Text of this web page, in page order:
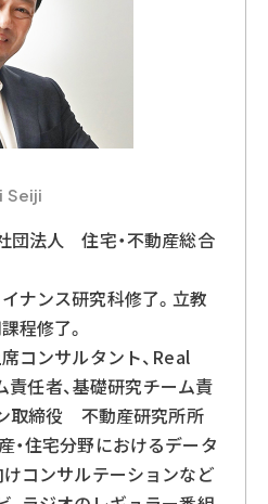
Seiji
団法人 住宅・不動産総合
ナンス研究科修了。立教
程修了。
席コンサルタント、Real
任者、基礎研究チーム責
ン取締役 不動産研究所所
住宅分野におけるデータ
けコンサルテーションなど